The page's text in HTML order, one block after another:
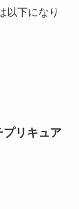
以下になり
リキュア